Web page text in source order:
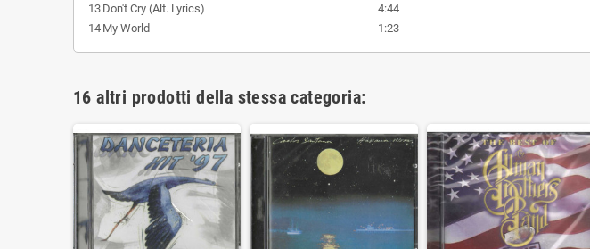
13 Don't Cry (Alt. Lyrics)
4:44
14 My World 1:23
16 altri prodotti della stessa categoria: